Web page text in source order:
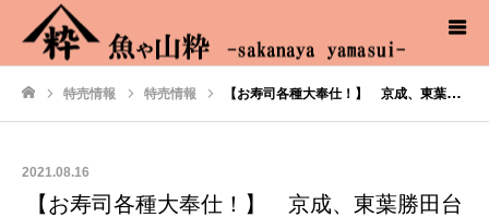
特売情報 特売情報 【お寿司各種大奉仕！】 京成、東葉勝田台駅から徒歩10分 八千代市、佐倉市の鮮魚店 魚や山粋
2021.08.16
【お寿司各種大奉仕！】 京成、東葉勝田台